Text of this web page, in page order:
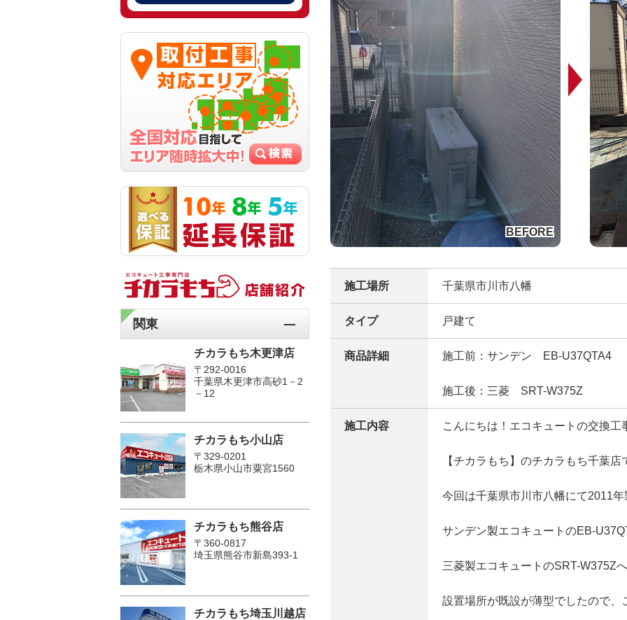
施工場所 千葉県市川市八幡
タイプ 戸建て
商品詳細 施工前：サンデン EB-U37QTA4
施工後：三菱 SRT-W375Z
施工内容 こんにちは！エコキュートの交換工
【チカラもち】のチカラもち千葉店
今回は千葉県市川市八幡にて2011年
サンデン製エコキュートのEB-
三菱製エコキュートのSRT-W375Z
設置場所が既設が薄型でしたので、
関東
チカラもち木更津店
〒292-0016
千葉県木更津市高砂1－2
－12
チカラもち小山店
〒329-0201
栃木県小山市粟宮1560
チカラもち熊谷店
〒360-0817
埼玉県熊谷市新島393-1
チカラもち埼玉川越店